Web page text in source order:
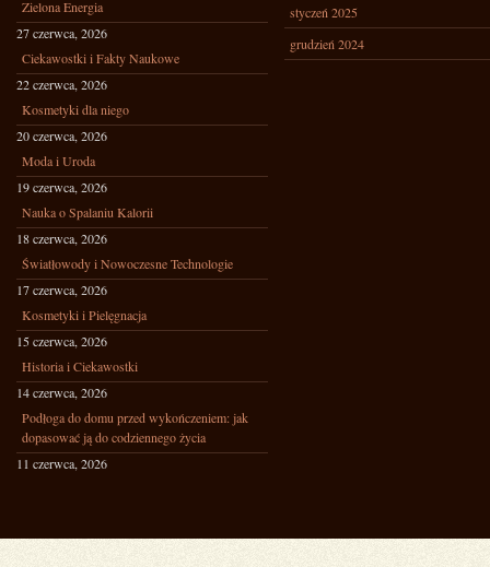
Zielona Energia
27 czerwca, 2026
Ciekawostki i Fakty Naukowe
22 czerwca, 2026
Kosmetyki dla niego
20 czerwca, 2026
Moda i Uroda
19 czerwca, 2026
Nauka o Spalaniu Kalorii
18 czerwca, 2026
Światłowody i Nowoczesne Technologie
17 czerwca, 2026
Kosmetyki i Pielęgnacja
15 czerwca, 2026
Historia i Ciekawostki
14 czerwca, 2026
Podłoga do domu przed wykończeniem: jak
dopasować ją do codziennego życia
11 czerwca, 2026
styczeń 2025
grudzień 2024